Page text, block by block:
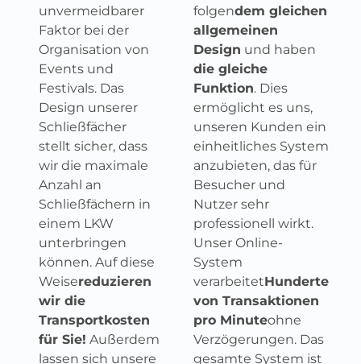
unvermeidbarer
Faktor bei der
Organisation von
Events und
Festivals. Das
Design unserer
Schließfächer
stellt sicher, dass
wir die maximale
Anzahl an
Schließfächern in
einem LKW
unterbringen
können. Auf diese
Weisereduzieren
wir die
Transportkosten
für Sie! Außerdem
lassen sich unsere
folgendem gleichen
allgemeinen
Design und haben
die gleiche
Funktion. Dies
ermöglicht es uns,
unseren Kunden ein
einheitliches System
anzubieten, das für
Besucher und
Nutzer sehr
professionell wirkt.
Unser Online-
System
verarbeitetHunderte
von Transaktionen
pro Minuteohne
Verzögerungen. Das
gesamte System ist